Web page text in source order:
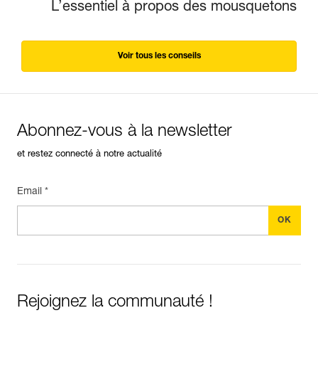
L’essentiel à propos des mousquetons
Voir tous les conseils
Abonnez-vous à la newsletter
et restez connecté à notre actualité
Email *
Rejoignez la communauté !